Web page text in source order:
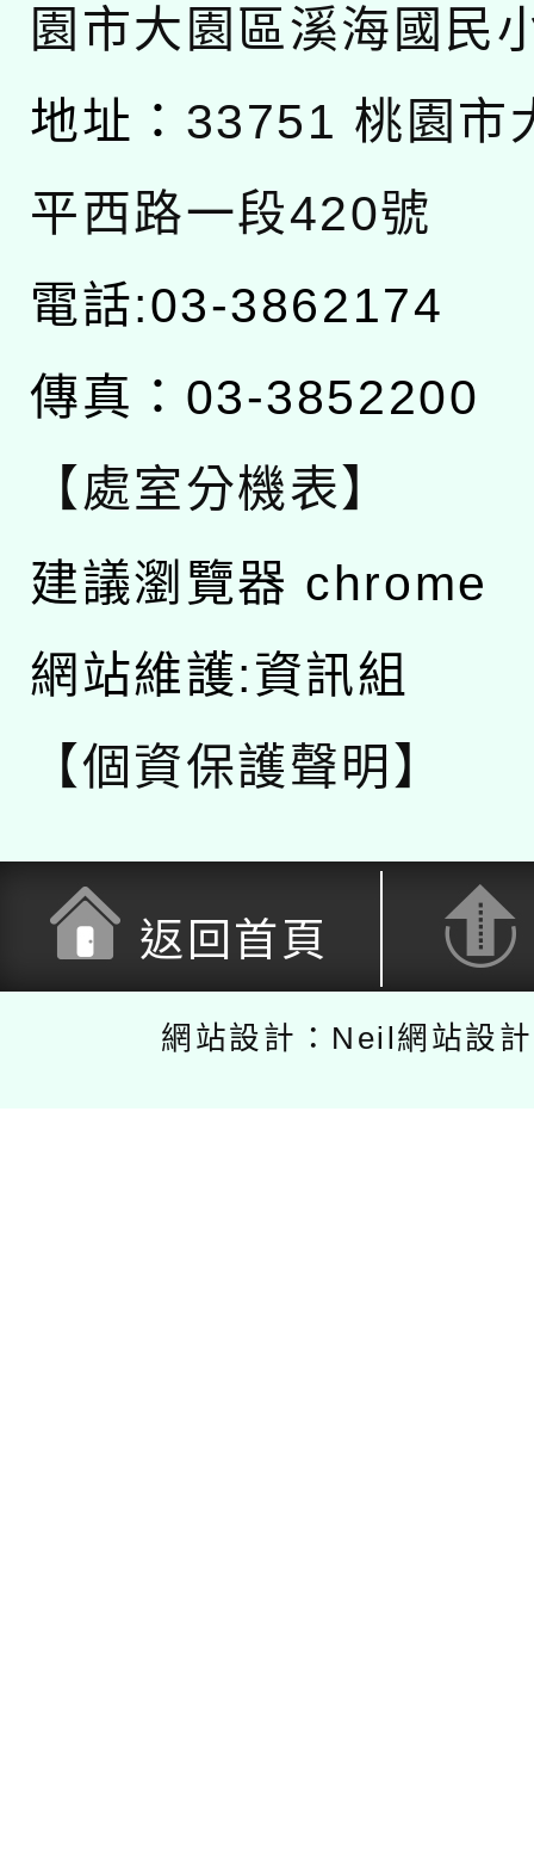
園市大園區溪海國民
地址： 33751 桃園市
平西路一段420號
電話:03-3862174
傳真：03-3852200
【處室分機表】
建議瀏覽器 chrome
網站維護:資訊組
【個資保護聲明】
返回首頁
網站設計：Neil網站設